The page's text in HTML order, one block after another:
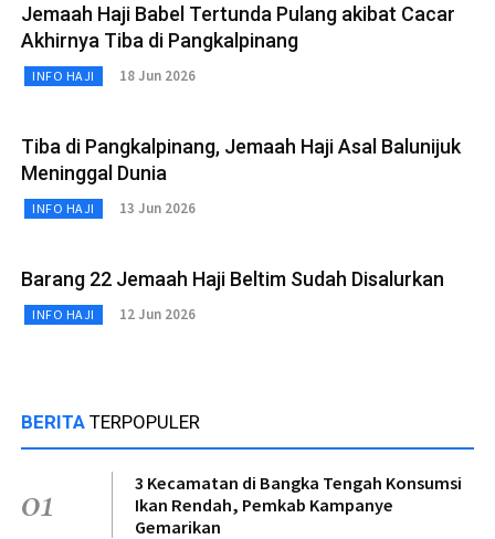
Jemaah Haji Babel Tertunda Pulang akibat Cacar
Akhirnya Tiba di Pangkalpinang
INFO HAJI 18 Jun 2026
Tiba di Pangkalpinang, Jemaah Haji Asal Balunijuk
Meninggal Dunia
INFO HAJI 13 Jun 2026
Barang 22 Jemaah Haji Beltim Sudah Disalurkan
INFO HAJI 12 Jun 2026
BERITA TERPOPULER
01
3 Kecamatan di Bangka Tengah Konsumsi
Ikan Rendah, Pemkab Kampanye
Gemarikan